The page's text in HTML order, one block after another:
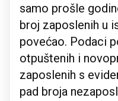
samo prošle
broj zaposlenih u
povećao. Podaci
otpuštenih i
zaposlenih s
pad broja